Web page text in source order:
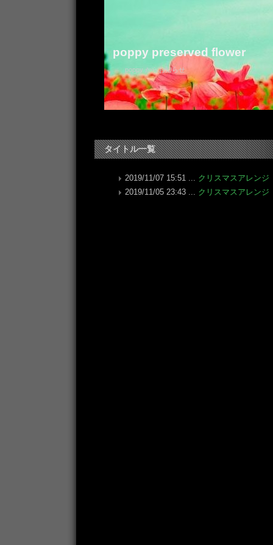
poppy preserved flower
poppy からお知らせ
タイトル一覧
2019/11/07 15:51 ... クリスマスアレンジ
2019/11/05 23:43 ... クリスマスアレンジ